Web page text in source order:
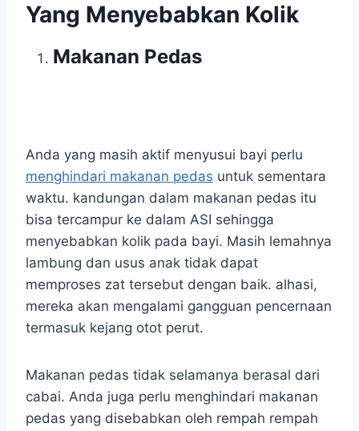
Yang Menyebabkan Kolik
Makanan Pedas
Anda yang masih aktif menyusui bayi perlu
menghindari makanan pedas untuk sementara
waktu. kandungan dalam makanan pedas itu
bisa tercampur ke dalam ASI sehingga
menyebabkan kolik pada bayi. Masih lemahnya
lambung dan usus anak tidak dapat
memproses zat tersebut dengan baik. alhasi,
mereka akan mengalami gangguan pencernaan
termasuk kejang otot perut.
Makanan pedas tidak selamanya berasal dari
cabai. Anda juga perlu menghindari makanan
pedas yang disebabkan oleh rempah rempah